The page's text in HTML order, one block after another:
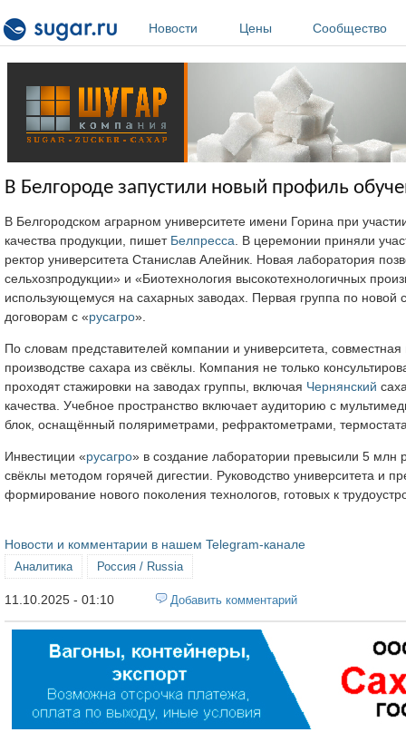
Новости
Цены Сообщество
В Белгороде запустили новый профиль
В Белгородском аграрном университете имени Горина при
качества продукции, пишет Белпресса . В церемонии приняли
ректор университета Станислав Алейник. Новая лаборатория
сельхозпродукции» и «Биотехнология высокотехнологичных
использующемуся на сахарных заводах. Первая группа по новой
договорам с «русагро».
По словам представителей компании и университета,
производстве сахара из свёклы. Компания не только
проходят стажировки на заводах группы, включая Чернянский
качества. Учебное пространство включает аудиторию с
блок, оснащённый поляриметрами, рефрактометрами,
Инвестиции «русагро» в создание лаборатории превысили 5 млн
свёклы методом горячей дигестии. Руководство университета и
формирование нового поколения технологов, готовых к
Новости и комментарии в нашем Telegram-канале
Аналитика Россия / Russia
11.10.2025 - 01:10 Добавить комментарий